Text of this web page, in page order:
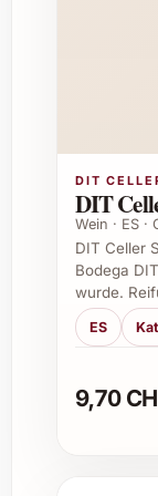
Der Cuatro
Dinner
und
mit
Edle
DIT
DIT
Wein · ES ·
DIT Celler
Bodega
wurde.
ES
9,70